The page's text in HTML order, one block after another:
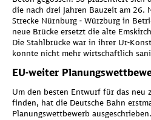
die nach drei Jahren Bauzeit am 26.
Strecke Nürnburg - Würzburg in
neue Brücke ersetzt die alte
Die Stahlbrücke war in ihrer Ur-
konnte nicht mehr wirtschaftlich
EU-weiter
Um den besten Entwurf für das neu
finden, hat die Deutsche Bahn
Planungswettbewerb